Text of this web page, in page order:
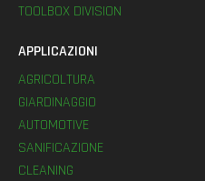
TOOLBOX DIVISION
APPLICAZIONI
AGRICOLTURA
GIARDINAGGIO
AUTOMOTIVE
SANIFICAZIONE
CLEANING